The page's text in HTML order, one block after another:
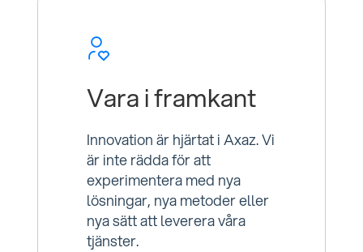
Vara i framkant
Innovation är hjärtat i Axaz. Vi
är inte rädda för att
experimentera med nya
lösningar, nya metoder eller
nya sätt att leverera våra
tjänster.